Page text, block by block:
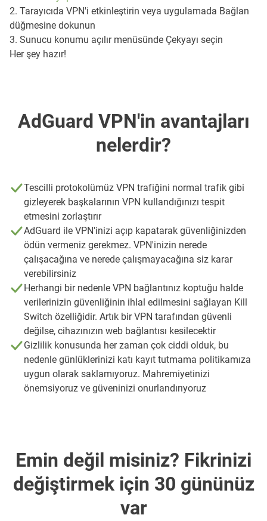
2. Tarayıcıda VPN'i etkinleştirin veya uygulamada Bağlan
düğmesine dokunun
3. Sunucu konumu açılır menüsünde Çekyayı seçin
Her şey hazır!
AdGuard VPN'in avantajları
nelerdir?
Tescilli protokolümüz VPN trafiğini normal trafik gibi
gizleyerek başkalarının VPN kullandığınızı tespit
etmesini zorlaştırır
AdGuard ile VPN'inizi açıp kapatarak güvenliğinizden
ödün vermeniz gerekmez. VPN'inizin nerede
çalışacağına ve nerede çalışmayacağına siz karar
verebilirsiniz
Herhangi bir nedenle VPN bağlantınız koptuğu halde
verilerinizin güvenliğinin ihlal edilmesini sağlayan Kill
Switch özelliğidir. Artık bir VPN tarafından güvenli
değilse, cihazınızın web bağlantısı kesilecektir
Gizlilik konusunda her zaman çok ciddi olduk, bu
nedenle günlüklerinizi katı kayıt tutmama politikamıza
uygun olarak saklamıyoruz. Mahremiyetinizi
önemsiyoruz ve güveninizi onurlandırıyoruz
Emin değil misiniz? Fikrinizi
değiştirmek için 30 gününüz
var